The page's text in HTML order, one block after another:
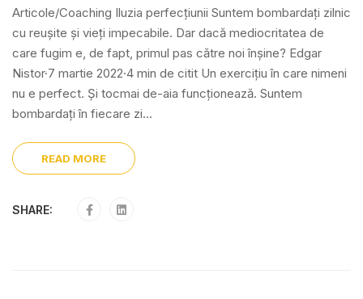
Articole/Coaching Iluzia perfecțiunii Suntem bombardați zilnic
cu reușite și vieți impecabile. Dar dacă mediocritatea de
care fugim e, de fapt, primul pas către noi înșine? Edgar
Nistor·7 martie 2022·4 min de citit Un exercițiu în care nimeni
nu e perfect. Și tocmai de-aia funcționează. Suntem
bombardați în fiecare zi...
READ MORE
SHARE: